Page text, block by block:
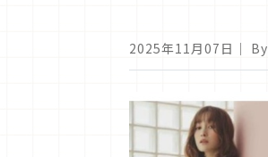
2025年11月07日 ｜ By